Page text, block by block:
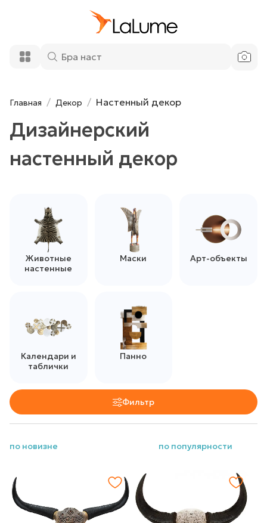
Главная Декор Настенный декор
Дизайнерский
настенный декор
Животные
настенные
Маски Арт-объекты
Календари и
таблички
Панно
Фильтр
по новизне по популярности